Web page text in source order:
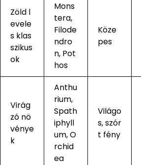
Zöld l
evele
s klas
szikus
ok
Mons
tera,
Filode
ndro
n, Pot
hos
Köze
pes
Virág
zó nö
vénye
k
Anthu
rium,
Spath
iphyll
um, O
rchid
ea
Világo
s, szór
t fény